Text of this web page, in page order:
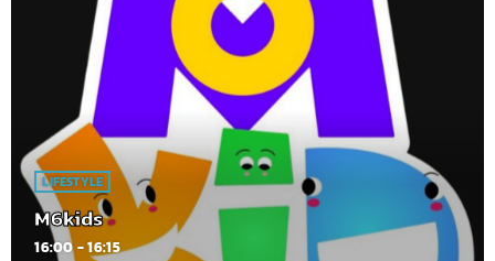
LIFESTYLE
M6kids
16:00 - 16:15